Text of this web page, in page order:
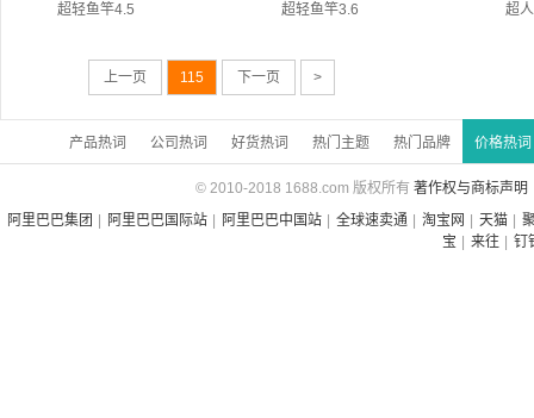
超轻鱼竿4.5 超轻鱼竿3.6 超
上一页 115 下一页 >
产品热词 公司热词 好货热词 热门主题 热门品牌 价格热词
© 2010-2018 1688.com 版权所有 著作权与商标声明
阿里巴巴集团
阿里巴巴国际站 阿里巴巴中国站 全球速卖通 淘宝网 天猫
宝
来往 钉